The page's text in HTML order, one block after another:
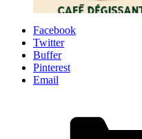
Facebook
Twitter
Buffer
Pinterest
Email